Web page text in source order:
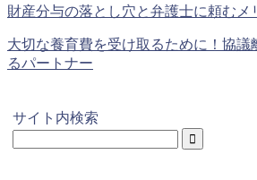
財産分与の落とし穴と弁護士に頼むメ
大切な養育費を受け取るために！協議
るパートナー
サイト内検索